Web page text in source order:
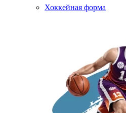
Хоккейная форма